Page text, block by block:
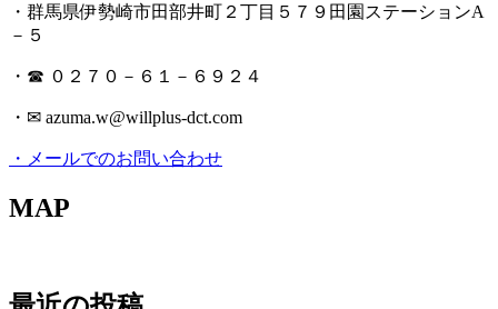
・群馬県伊勢崎市田部井町２丁目５７９田園ステーションA
－５
・☎ ０２７０－６１－６９２４
・✉ azuma.w@willplus-dct.com
・メールでのお問い合わせ
MAP